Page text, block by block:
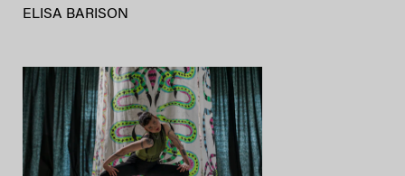
ELISA BARISON